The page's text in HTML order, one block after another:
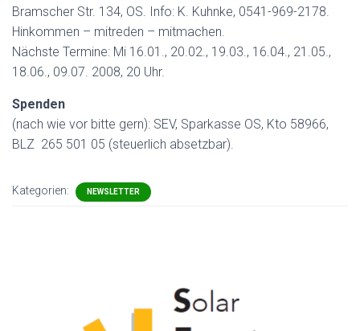
Bramscher Str. 134, OS. Info: K. Kuhnke, 0541-969-2178.
Hinkommen – mitreden – mitmachen.
Nächste Termine: Mi 16.01., 20.02., 19.03., 16.04., 21.05.,
18.06., 09.07. 2008, 20 Uhr.
Spenden
(nach wie vor bitte gern): SEV, Sparkasse OS, Kto 58966,
BLZ 265 501 05 (steuerlich absetzbar).
Kategorien: NEWSLETTER